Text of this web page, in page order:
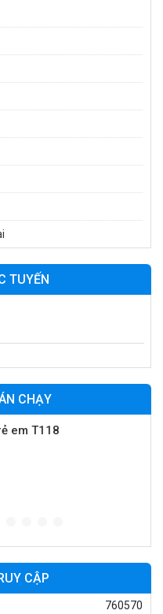
TUYẾN
CHẠY
em FE-188
968
em vecpa XW02
em T118
7017
CẬP
760570